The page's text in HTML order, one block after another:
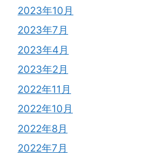
2023年10月
2023年7月
2023年4月
2023年2月
2022年11月
2022年10月
2022年8月
2022年7月